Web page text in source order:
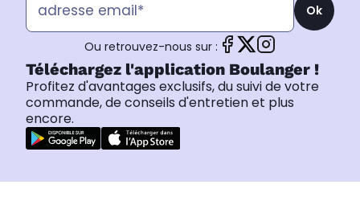
Ok
Ou retrouvez-nous sur :
Téléchargez l'application Boulanger !
Profitez d'avantages exclusifs, du suivi de votre
commande, de conseils d'entretien et plus
encore.